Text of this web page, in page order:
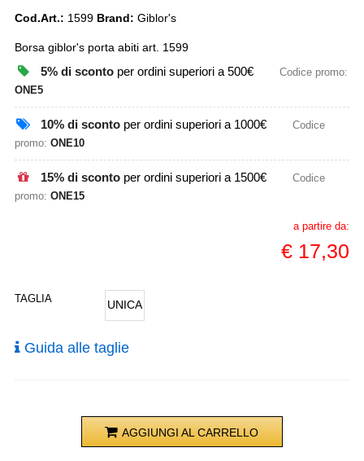
Cod.Art.: 1599 Brand: Giblor's
Borsa giblor's porta abiti art. 1599
5% di scontoper ordini superiori a 500€
Codice promo:
ONE5
10% di scontoper ordini superiori a 1000€
Codice
promo: ONE10
15% di scontoper ordini superiori a 1500€
Codice
promo: ONE15
a partire da:
€ 17,30
TAGLIA UNICA
Guida alle taglie
AGGIUNGI AL CARRELLO